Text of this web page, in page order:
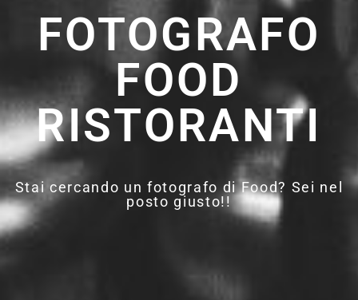
FOTOGRAFO
FOOD
RISTORANTI
Stai cercando un fotografo di Food? Sei nel
posto giusto!!